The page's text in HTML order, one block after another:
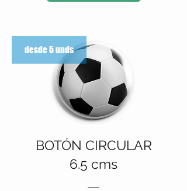
desde 5 unds
BOTÓN CIRCULAR
6.5 cms